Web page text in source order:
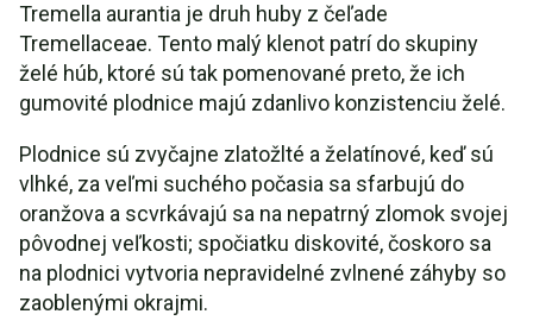
Tremella aurantia je druh huby z čeľade
Tremellaceae. Tento malý klenot patrí do skupiny
želé húb, ktoré sú tak pomenované preto, že ich
gumovité plodnice majú zdanlivo konzistenciu želé.
Plodnice sú zvyčajne zlatožlté a želatínové, keď sú
vlhké, za veľmi suchého počasia sa sfarbujú do
oranžova a scvrkávajú sa na nepatrný zlomok svojej
pôvodnej veľkosti; spočiatku diskovité, čoskoro sa
na plodnici vytvoria nepravidelné zvlnené záhyby so
zaoblenými okrajmi.